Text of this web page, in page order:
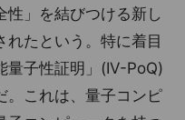
性」を結びつける新し
たという。特に着目
量子性証明」(IV-PoQ)
。これは、量子コンピ